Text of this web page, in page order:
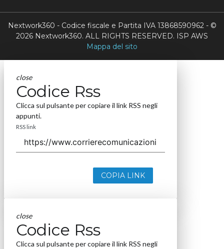
Nextwork360 - Codice fiscale e Partita IVA 13868590962 - ©
2026 Nextwork360. ALL RIGHTS RESERVED. ISP AWS
Mappa del sito
close
Codice Rss
Clicca sul pulsante per copiare il link RSS negli
appunti.
RSS link
COPIA LINK
close
Codice Rss
Clicca sul pulsante per copiare il link RSS negli